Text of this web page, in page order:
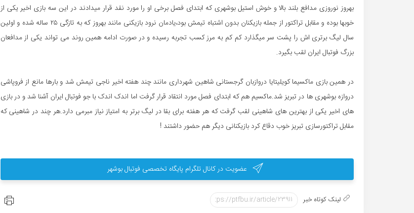
بهروز نوروزی مدافع بلند بالا و خوش استیل بوشهری که ابتدای فصل برخی او را مورد نقد قرار میدادند در این سه بازی اخیر یکی از
خوبها بوده و مقابل تراکتور از جمله بازیکنان بدون اشتباه تیمش بود،یادمان نرود بازیکنی مانند بهروز که به تازگی ۲۵ ساله شده و اولین
سال لیگ برتری اش را پشت سر میگذارد کم کم به مرز کسب تجربه رسیده و در صورت ادامه همین روند می تواند یکی از مدافعان
بزرگ فوتبال ایران لقب بگیرد.
در همین بازی ماکسیما کویلیتایا دروازبان گرجستانی شاهین شهرداری مانند چند هفته اخیر ناجی تیمش شد و بارها مانع از فروپاشی
دروازه بوشهری ها در تبریز شد.ماکسیم هم که ابتدای فصل مورد انتقاد قرار گرفت اما اندک اندک با جو فوتبال ایران آشنا شد و در بازی
های اخیر یکی از بهترین های شاهینی لقب گرفت که هر هفته برای بقا در لیگ برتر به امتیاز نیاز مبرمی دارد.هر چند در شاهینی که
مقابل تراکتورسازی تبریز خوب دقاع کرد بازیکنانی دیگر هم حضور داشتند !
عضویت در کانال تلگرام پایگاه تخصصی فوتبال بوشهر
لینک کوتاه خبر